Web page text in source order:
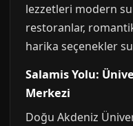
lezzetleri modern
restoranlar,
harika seçenekler
Salamis Yolu:
Merkezi
Doğu Akdeniz